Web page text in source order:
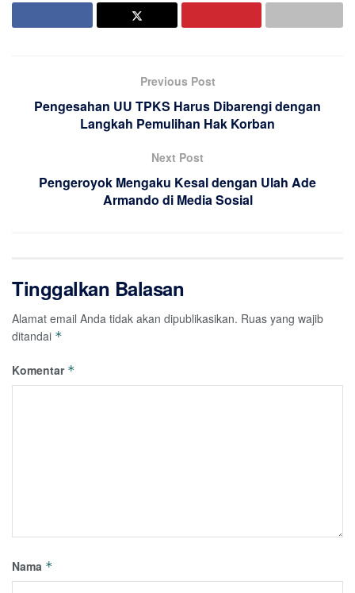
Previous Post
Pengesahan UU TPKS Harus Dibarengi dengan
Langkah Pemulihan Hak Korban
Next Post
Pengeroyok Mengaku Kesal dengan Ulah Ade
Armando di Media Sosial
Tinggalkan Balasan
Alamat email Anda tidak akan dipublikasikan. Ruas yang wajib
ditandai *
Komentar *
Nama *